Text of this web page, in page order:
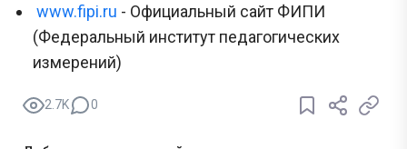
www.fipi.ru - Официальный сайт ФИПИ
(Федеральный институт педагогических
измерений)
2.7K 0